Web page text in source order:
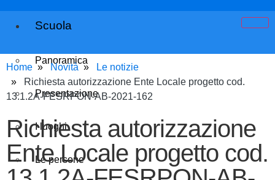
Scuola
Panoramica
Presentazione
I luoghi
Le persone
Home Novità
Le notizie
Richiesta autorizzazione Ente Locale progetto cod.
13.1.2A-FESRPON-AB-2021-162
Richiesta autorizzazione
Ente Locale progetto cod.